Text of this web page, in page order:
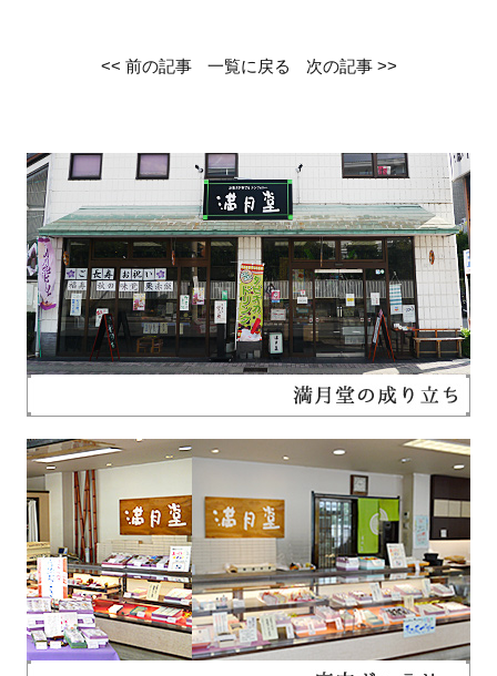
<< 前の記事 一覧に戻る 次の記事 >>